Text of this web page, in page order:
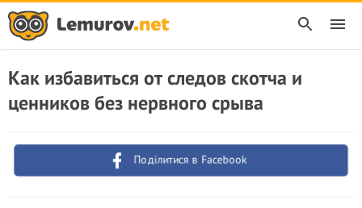
Как избавиться от следов скотча и
ценников без нервного срыва
Поділитися в Facebook